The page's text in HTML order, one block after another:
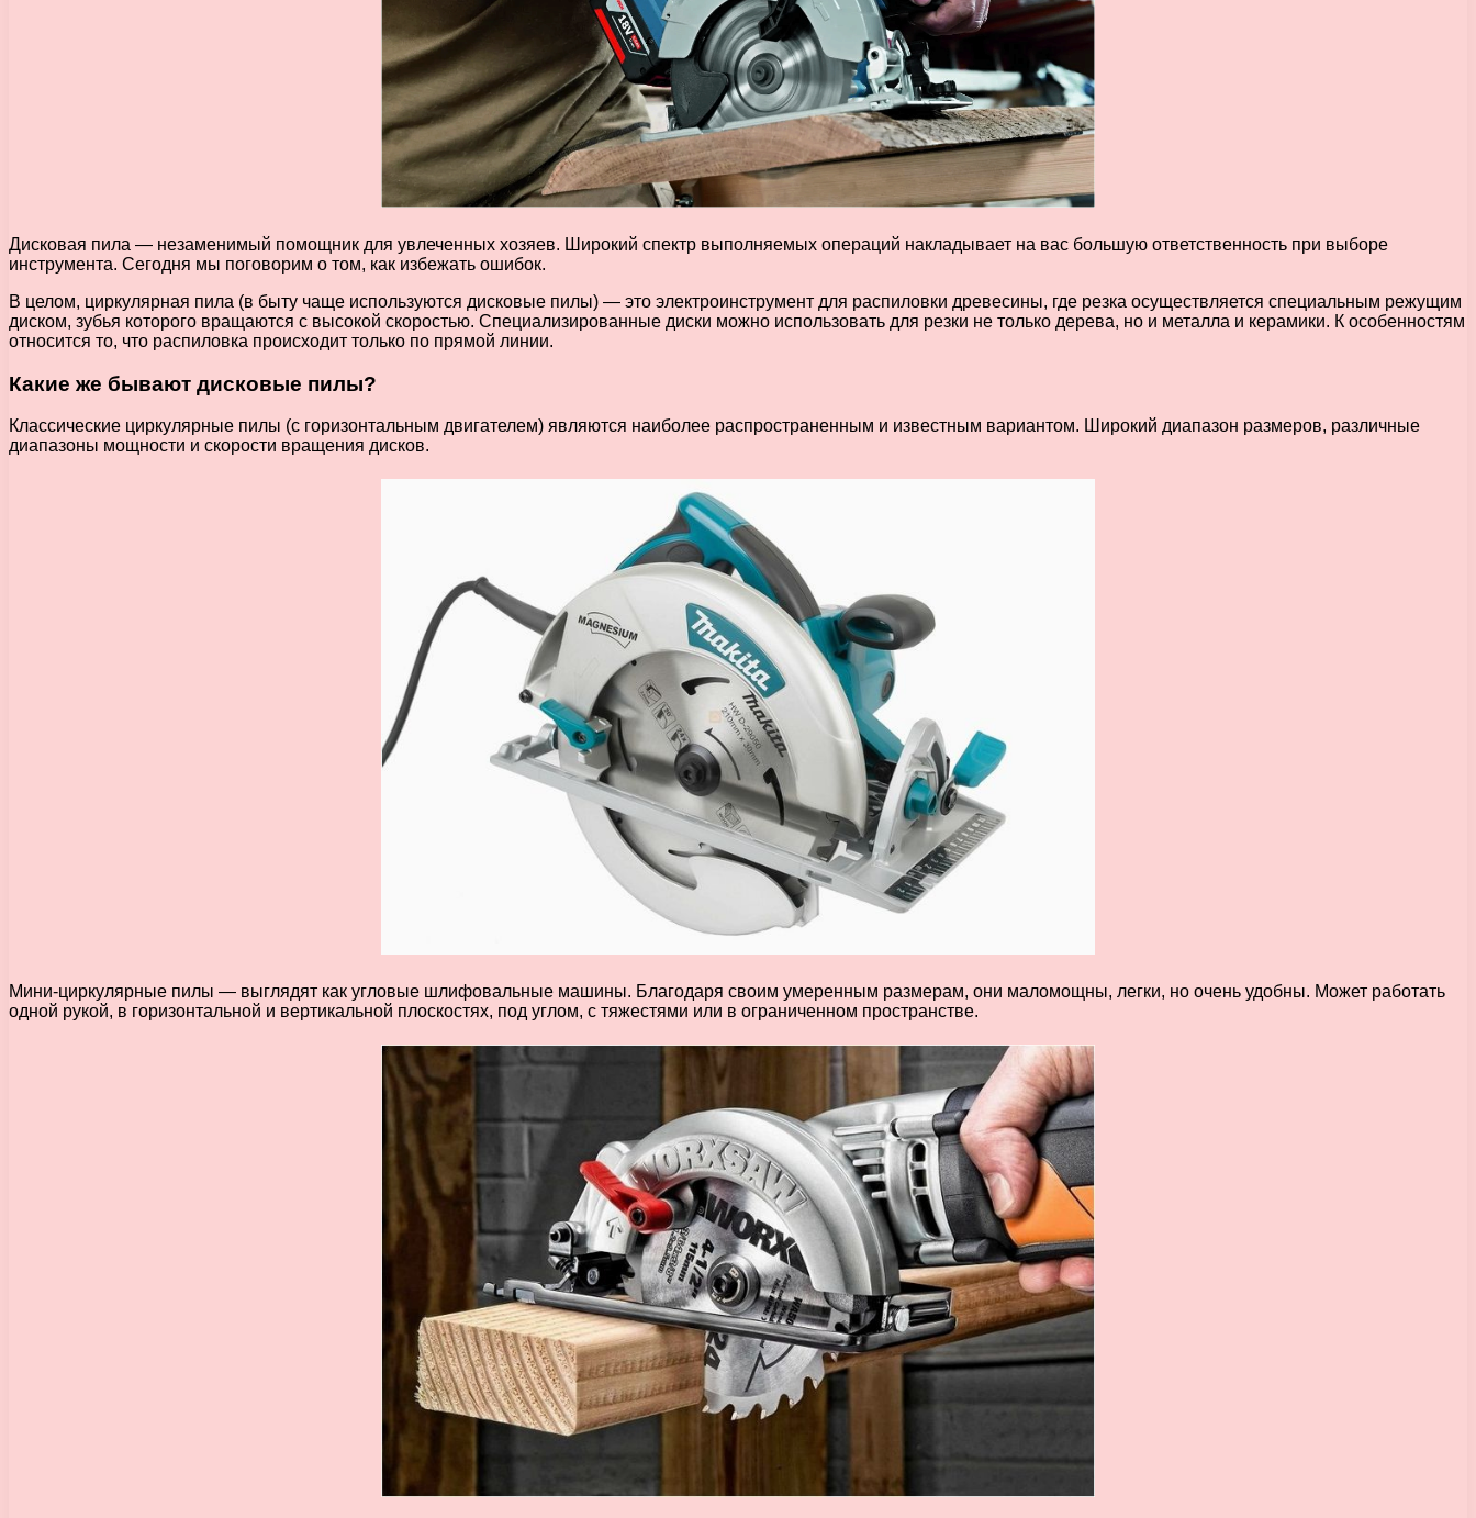
Дисковая пила — незаменимый помощник для увлеченных хозяев. Широкий спектр выполняемых операций накладывает на вас большую ответственность при выборе
инструмента. Сегодня мы поговорим о том, как избежать ошибок.
В целом, циркулярная пила (в быту чаще используются дисковые пилы) — это электроинструмент для распиловки древесины, где резка осуществляется специальным режущим
диском, зубья которого вращаются с высокой скоростью. Специализированные диски можно использовать для резки не только дерева, но и металла и керамики. К особенностям
относится то, что распиловка происходит только по прямой линии.
Какие же бывают дисковые пилы?
Классические циркулярные пилы (с горизонтальным двигателем) являются наиболее распространенным и известным вариантом. Широкий диапазон размеров, различные
диапазоны мощности и скорости вращения дисков.
Мини-циркулярные пилы — выглядят как угловые шлифовальные машины. Благодаря своим умеренным размерам, они маломощны, легки, но очень удобны. Может работать
одной рукой, в горизонтальной и вертикальной плоскостях, под углом, с тяжестями или в ограниченном пространстве.